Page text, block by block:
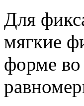
Для
мягкие
форме во